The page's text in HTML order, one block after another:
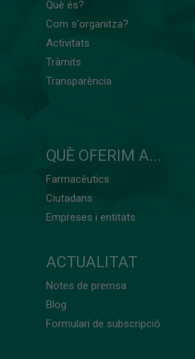
Què és?
Com s'organitza?
Activitats
Tràmits
Transparència
QUÈ OFERIM A...
Farmacèutics
Ciutadans
Empreses i entitats
ACTUALITAT
Notes de premsa
Blog
Formulari de subscripció